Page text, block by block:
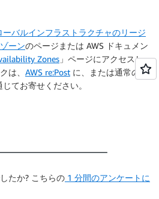
ーバルインフラストラクチャのリージ
ーンのページまたは AWS ドキュメン
Zones 」ページにアクセスし
は、 AWS re:Post に、または通常の
てお寄せください。
たか? こちらの 1 分間のアンケートに